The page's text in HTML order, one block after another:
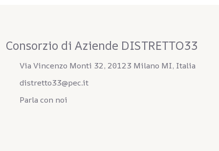
Consorzio di Aziende DISTRETTO33
Via Vincenzo Monti 32, 20123 Milano MI, Italia
distretto33@pec.it
Parla con noi